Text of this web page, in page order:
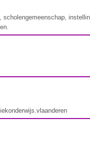
scholengemeenschap,